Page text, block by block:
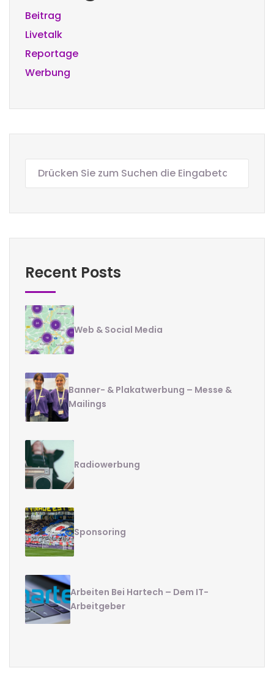
Beitrag
Livetalk
Reportage
Werbung
Recent Posts
Web & Social Media
Banner- & Plakatwerbung – Messe &
Mailings
Radiowerbung
Sponsoring
Arbeiten Bei Hartech – Dem IT-
Arbeitgeber